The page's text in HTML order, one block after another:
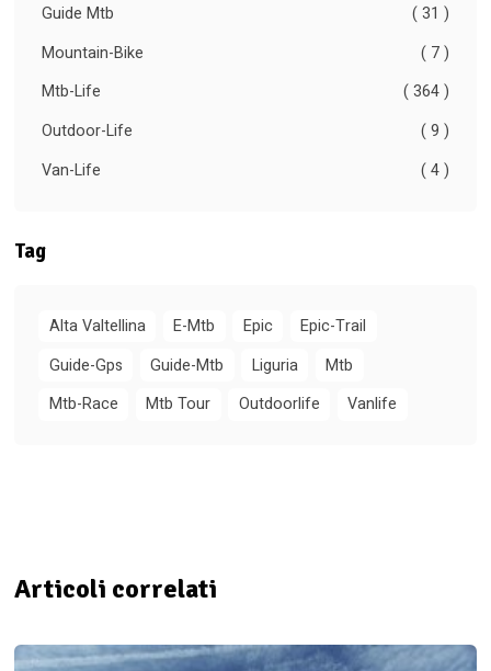
Guide Mtb
( 31 )
Mountain-Bike
( 7 )
Mtb-Life
( 364 )
Outdoor-Life
( 9 )
Van-Life
( 4 )
Tag
Alta Valtellina E-Mtb Epic
Epic-Trail
Guide-Gps
Guide-Mtb Liguria
Mtb
Mtb-Race
Mtb Tour Outdoorlife Vanlife
Articoli correlati